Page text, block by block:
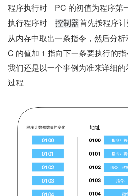
程序执行时，PC 的初值为程序第
执行程序时， 控制器首先按程序
从内存中取出一条指令，然后分
C 的值加 1 指向下一条要执行的指
我们还是以一个事例为准来详细
过程